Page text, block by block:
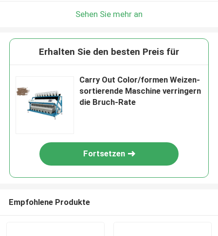
Sehen Sie mehr an
Erhalten Sie den besten Preis für
Carry Out Color/formen Weizen-
sortierende Maschine verringern
die Bruch-Rate
Fortsetzen
Empfohlene Produkte